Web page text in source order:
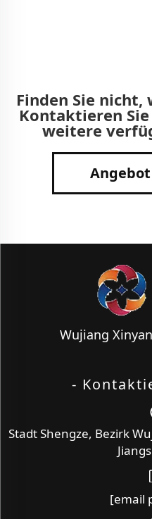
Finden Sie nicht,
Kontaktieren
weitere
Wujiang
-
Stadt Shengze, Bezirk
[email